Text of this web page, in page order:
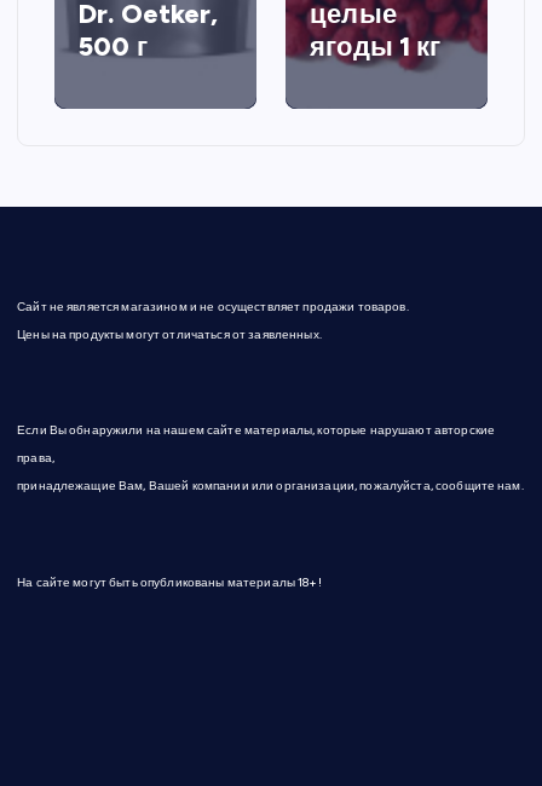
Dr. Oetker,
500 г
целые
ягоды 1 кг
Сайт не является магазином и не осуществляет продажи товаров.
Цены на продукты могут отличаться от заявленных.
Если Вы обнаружили на нашем сайте материалы, которые нарушают авторские
права,
принадлежащие Вам, Вашей компании или организации, пожалуйста, сообщите нам.
На сайте могут быть опубликованы материалы 18+!